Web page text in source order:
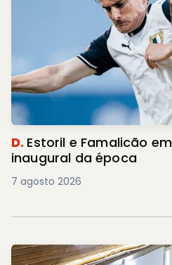
D. Estoril e Famalicão
inaugural da época
7 agosto 2026